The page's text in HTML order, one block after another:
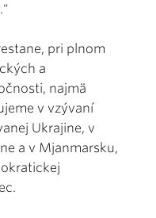
pri plnom
a
najmä
v vzývaní
Ukrajine, v
a v Mjanmarsku,